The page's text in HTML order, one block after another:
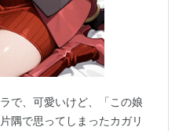
で、可愛いけど、「この娘
隅で思ってしまったカガリ